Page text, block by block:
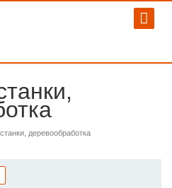
деревообработка